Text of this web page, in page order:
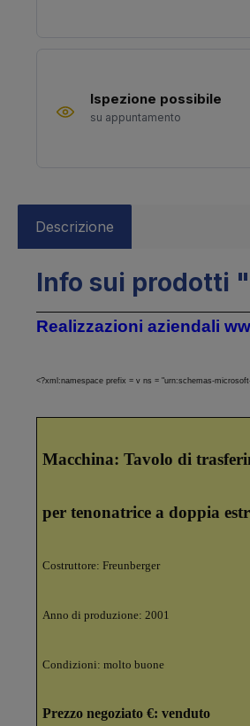
Ispezione possibile
su appuntamento
Descrizione
Info sui prodotti
Realizzazioni aziendali
<?xml:namespace prefix = v ns = "urn:schemas-
Macchina: Tavolo di
per tenonatrice a doppia
Costruttore: Freunberger
Anno di produzione: 2001
Condizioni: molto buone
Prezzo negoziato €: venduto